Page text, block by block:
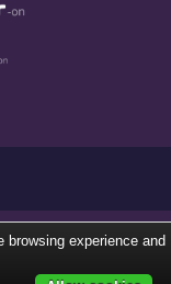
experience and